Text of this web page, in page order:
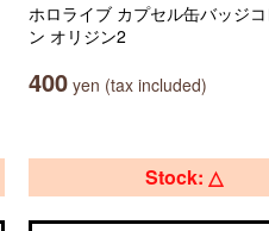
ホロライブ カプセル缶バッジ
ン オリジン2
400 yen (tax included)
Stock: △